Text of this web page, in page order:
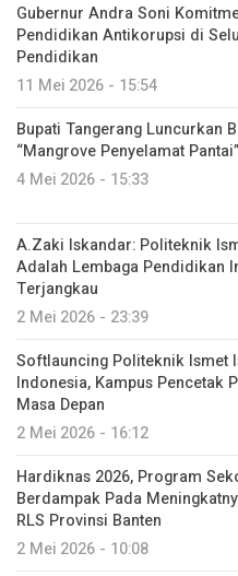
Gubernur Andra Soni
Pendidikan Antikorupsi di
Pendidikan
11 Mei 2026 - 15:54
Bupati Tangerang Luncurkan
“Mangrove Penyelamat Pantai”
4 Mei 2026 - 15:33
A.Zaki Iskandar: Politeknik
Adalah Lembaga Pendidikan
Terjangkau
2 Mei 2026 - 23:39
Softlauncing Politeknik Ismet
Indonesia, Kampus Pencetak
Masa Depan
2 Mei 2026 - 16:12
Hardiknas 2026, Program
Berdampak Pada
RLS Provinsi Banten
2 Mei 2026 - 10:08